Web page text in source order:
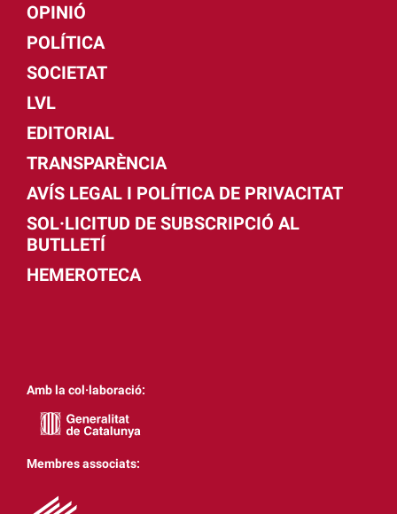
OPINIÓ
POLÍTICA
SOCIETAT
LVL
EDITORIAL
TRANSPARÈNCIA
AVÍS LEGAL I POLÍTICA DE PRIVACITAT
SOL·LICITUD DE SUBSCRIPCIÓ AL
BUTLLETÍ
HEMEROTECA
Amb la col·laboració:
Membres associats: